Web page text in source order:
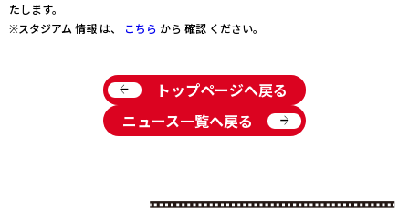
たします。
※スタジアム 情報 は、
こちら から 確認 ください。
arrow_back
トップページへ戻る
ニュース一覧へ戻る
arrow_forward